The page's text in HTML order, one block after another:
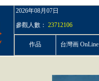
2026年08月07日
參觀人數： 23712106
作品 台灣画 OnLine